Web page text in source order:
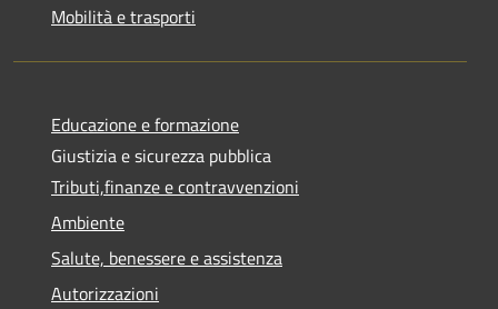
Mobilità e trasporti
Educazione e formazione
Giustizia e sicurezza pubblica
Tributi,finanze e contravvenzioni
Ambiente
Salute, benessere e assistenza
Autorizzazioni